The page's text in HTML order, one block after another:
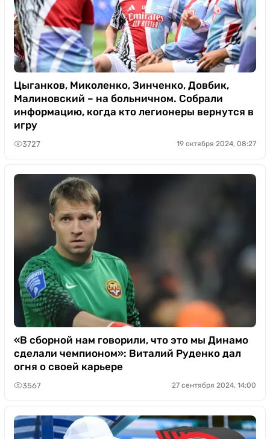
Цыганков, Миколенко, Зинченко, Довбик,
Малиновский – на больничном. Собрали
информацию, когда кто легионеры вернутся в
игру
3727 19 октября 2024, 08:27
«В сборной нам говорили, что это мы Динамо
сделали чемпионом»: Виталий Руденко дал
огня о своей карьере
3567 27 сентября 2024, 14:00